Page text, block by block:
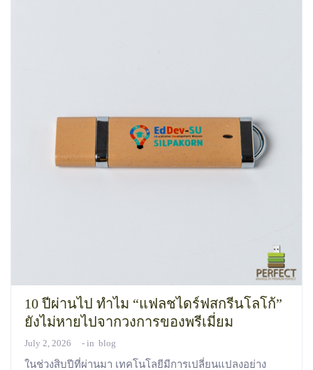
10 ปีผ่านไป ทำไม “แฟลชไดร์ฟสกรีนโลโก้”
ยังไม่หายไปจากวงการของพรีเมี่ยม
July 2, 2026 in blog
ในช่วงสิบปีที่ผ่านมา เทคโนโลยีมีการเปลี่ยนแปลงอย่าง